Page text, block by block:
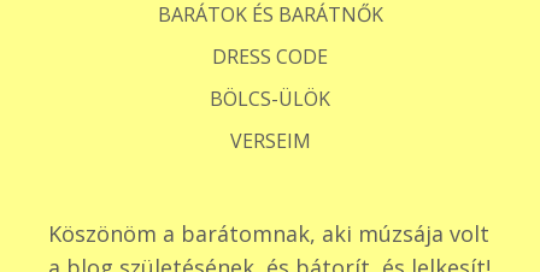
BARÁTOK ÉS BARÁTNŐK
DRESS CODE
BÖLCS-ÜLÖK
VERSEIM
Köszönöm a barátomnak, aki múzsája volt